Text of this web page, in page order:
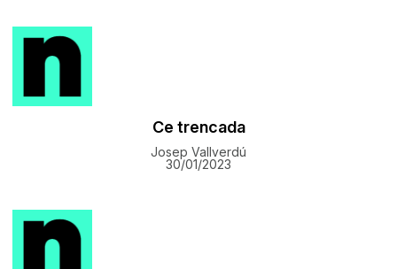
Ce trencada
Josep Vallverdú
30/01/2023